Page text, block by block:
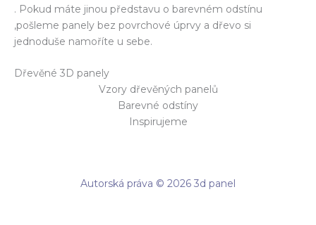
. Pokud máte jinou představu o barevném odstínu
,pošleme panely bez povrchové úprvy a dřevo si
jednoduše namoříte u sebe.
Dřevěné 3D panely
Vzory dřevěných panelů
Barevné odstíny
Inspirujeme
Autorská práva © 2026 3d panel